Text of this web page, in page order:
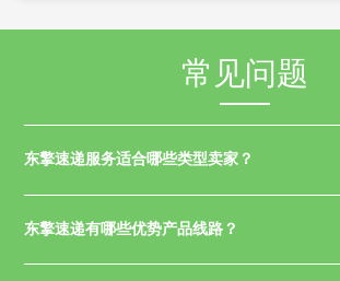
常见问题
东擎速递服务适合哪些类型卖家？
东擎速递有哪些优势产品线路？